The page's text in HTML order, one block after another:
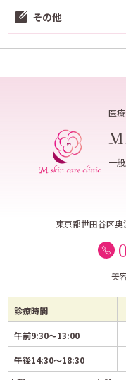
その他
医
M
一
東京都世田谷区
美
診療時間
午前9:30～13:00
午後14:30～18:30